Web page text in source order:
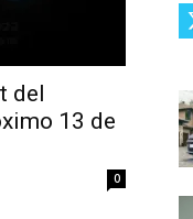
del
13 de
0